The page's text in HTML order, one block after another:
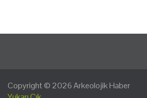
Copyright © 2026Arkeolojik Haber